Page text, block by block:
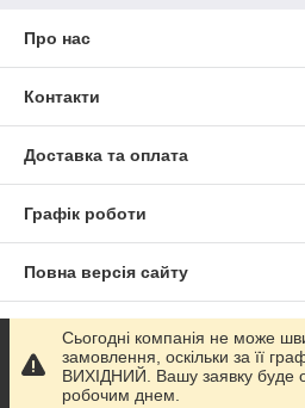
Про нас
Контакти
Доставка та оплата
Графік роботи
Повна версія сайту
Сайт створено на маркетплейсі
Політика конфіденційності
Сьогодні компанія не може
замовлення, оскільки за її
ВИХІДНИЙ. Вашу заявку буде
робочим днем.